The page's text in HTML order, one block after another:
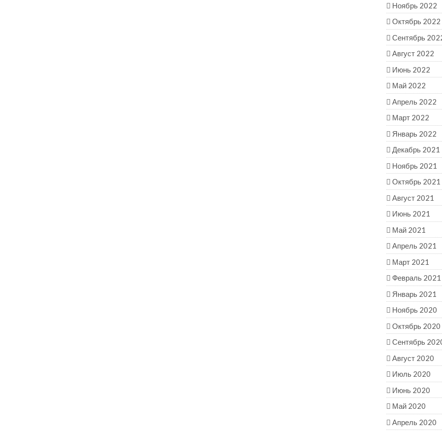
Ноябрь 2022
Октябрь 2022
Сентябрь
Август 2022
Июнь 2022
Май 2022
Апрель 2022
Март 2022
Январь 2022
Декабрь 2021
Ноябрь 2021
Октябрь 2021
Август 2021
Июнь 2021
Май 2021
Апрель 2021
Март 2021
Февраль 2021
Январь 2021
Ноябрь 2020
Октябрь 2020
Сентябрь
Август 2020
Июль 2020
Июнь 2020
Май 2020
Апрель 2020